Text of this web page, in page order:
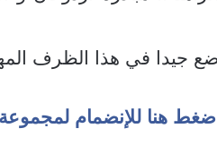
جيدا في هذا الظرف
اضغط هنا للإنضمام